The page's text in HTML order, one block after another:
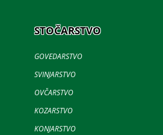
STOČARSTVO
GOVEDARSTVO
SVINJARSTVO
OVČARSTVO
KOZARSTVO
KONJARSTVO